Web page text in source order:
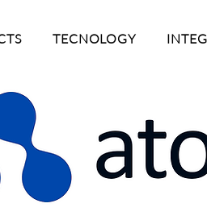
TECNOLOGY